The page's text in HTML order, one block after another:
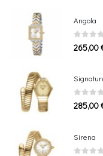
Angola
0 out
265,00
0out
285,00
Sirena